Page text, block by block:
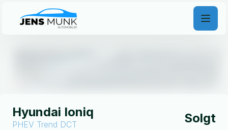
Hyundai Ioniq
PHEV Trend DCT Solgt